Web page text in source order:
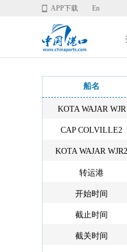
APP下载 En
船名
KOTA WAJAR WJR
CAP COLVILLE2
KOTA WAJAR WJR2
转运港
开始时间
截止时间
截关时间